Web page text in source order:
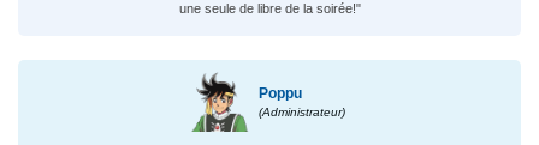
une seule de libre de la soirée!"
Poppu
(Administrateur)